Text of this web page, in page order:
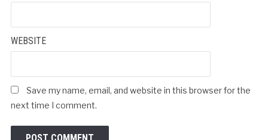
WEBSITE
Save my name, email, and website in this browser for the
next time I comment.